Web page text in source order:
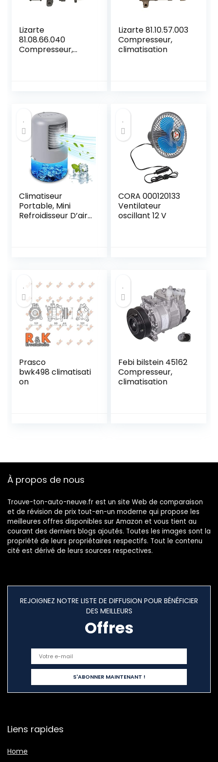
Lizarte
81.08.66.040
Compresseur,
Lizarte 81.10.57.003
Compresseur,
climatisation
Climatiseur
Portable, Mini
Refroidisseur D’air
Mobile Air
Humidificateur
Purificateur pour
Bureau Chambre 3
Vitesses,2/4h
Timer
CORA 000120133
Ventilateur
oscillant 12 V
Prasco
bwk498 climatisati
on
Febi bilstein 45162
Compresseur,
climatisation
À propos de nous
Trouve-ton-auto-neuve.fr est un site Web de comparaison
et de révision de prix tout-en-un moderne qui propose les
meilleures offres disponibles sur Amazon et vous tient au
courant des derniers blogs ajoutés. Toutes les images sont la
propriété de leurs propriétaires respectifs. Tout le contenu
cité est dérivé de leurs sources respectives.
REJOIGNEZ NOTRE LISTE DE DIFFUSION POUR BÉNÉFICIER
DES MEILLEURS
Offres
Liens rapides
Home